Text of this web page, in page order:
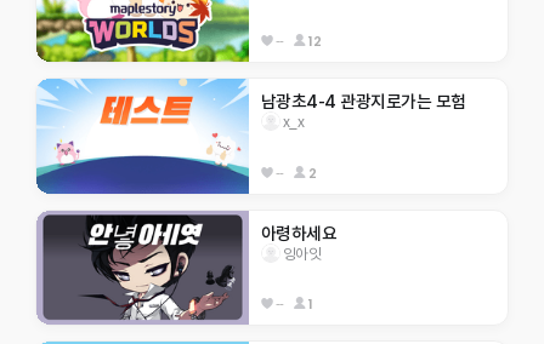
-- 12
남광초4-4 관광지로가는 모험
x_x
-- 2
아령하세요
잉아잇
-- 1